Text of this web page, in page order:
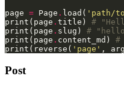
page = Page . load ( 'path/
print ( page . title )
#
print ( page . slug )
#
print ( page . content_md )
print ( reverse ( 'page' ,
Post